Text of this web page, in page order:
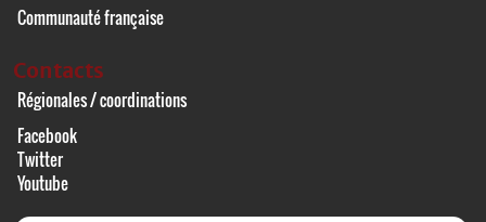
Communauté française
Contacts
Régionales / coordinations
Facebook
Twitter
Youtube